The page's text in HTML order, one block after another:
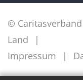
©
Land
Impressum